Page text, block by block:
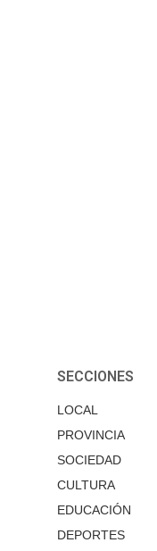
SECCIONES
LOCAL
PROVINCIA
SOCIEDAD
CULTURA
EDUCACIÓN
DEPORTES